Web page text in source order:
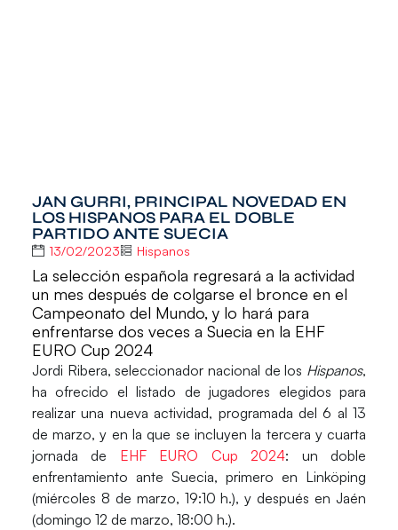
JAN GURRI, PRINCIPAL NOVEDAD EN
LOS HISPANOS PARA EL DOBLE
PARTIDO ANTE SUECIA
13/02/2023 Hispanos
La selección española regresará a la actividad
un mes después de colgarse el bronce en el
Campeonato del Mundo, y lo hará para
enfrentarse dos veces a Suecia en la EHF
EURO Cup 2024
Jordi Ribera, seleccionador nacional de los Hispanos,
ha ofrecido el listado de jugadores elegidos para
realizar una nueva actividad, programada del 6 al 13
de marzo, y en la que se incluyen la tercera y cuarta
jornada de EHF EURO Cup 2024: undoble
enfrentamiento ante Suecia, primero en Linköping
(miércoles 8 de marzo, 19:10 h.), y después en Jaén
(domingo 12 de marzo, 18:00 h.).